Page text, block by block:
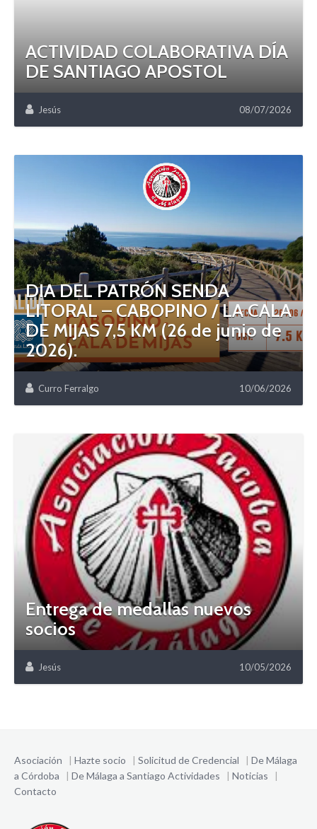
ACTIVIDAD COLABORATIVA DÍA
DE SANTIAGO APOSTOL
Jesús 08/07/2026
DIA DEL PATRÓN SENDA
LITORAL – CABOPINO / LA CALA
DE MIJAS 7,5 KM (26 de junio de
2026).
Curro Ferralgo 10/06/2026
Entrega de medallas nuevos
socios
Jesús 10/05/2026
Asociación | Hazte socio | Solicitud de Credencial | De Málaga
a Córdoba | De Málaga a Santiago Actividades | Noticias |
Contacto